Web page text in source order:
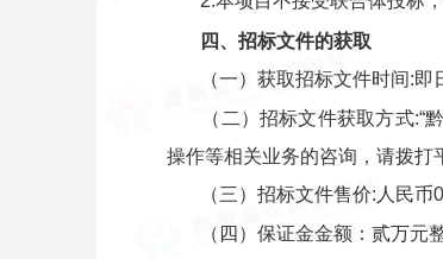
四、招标文件的获取
（一）获取招标文件时间:
（二）招标文件获取方式
操作等相关业务的咨询，请拨打
（三）招标文件售价:人民
（四）保证金金额：贰万元